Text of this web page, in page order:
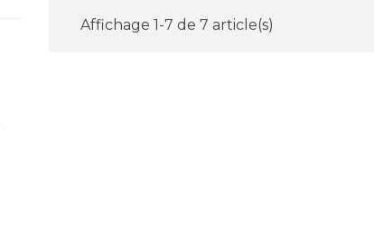
Affichage 1-7 de 7 article(s)